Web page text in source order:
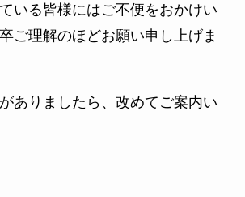
いる皆様にはご不便をおかけい
ご理解のほどお願い申し上げま
ありましたら、改めてご案内い